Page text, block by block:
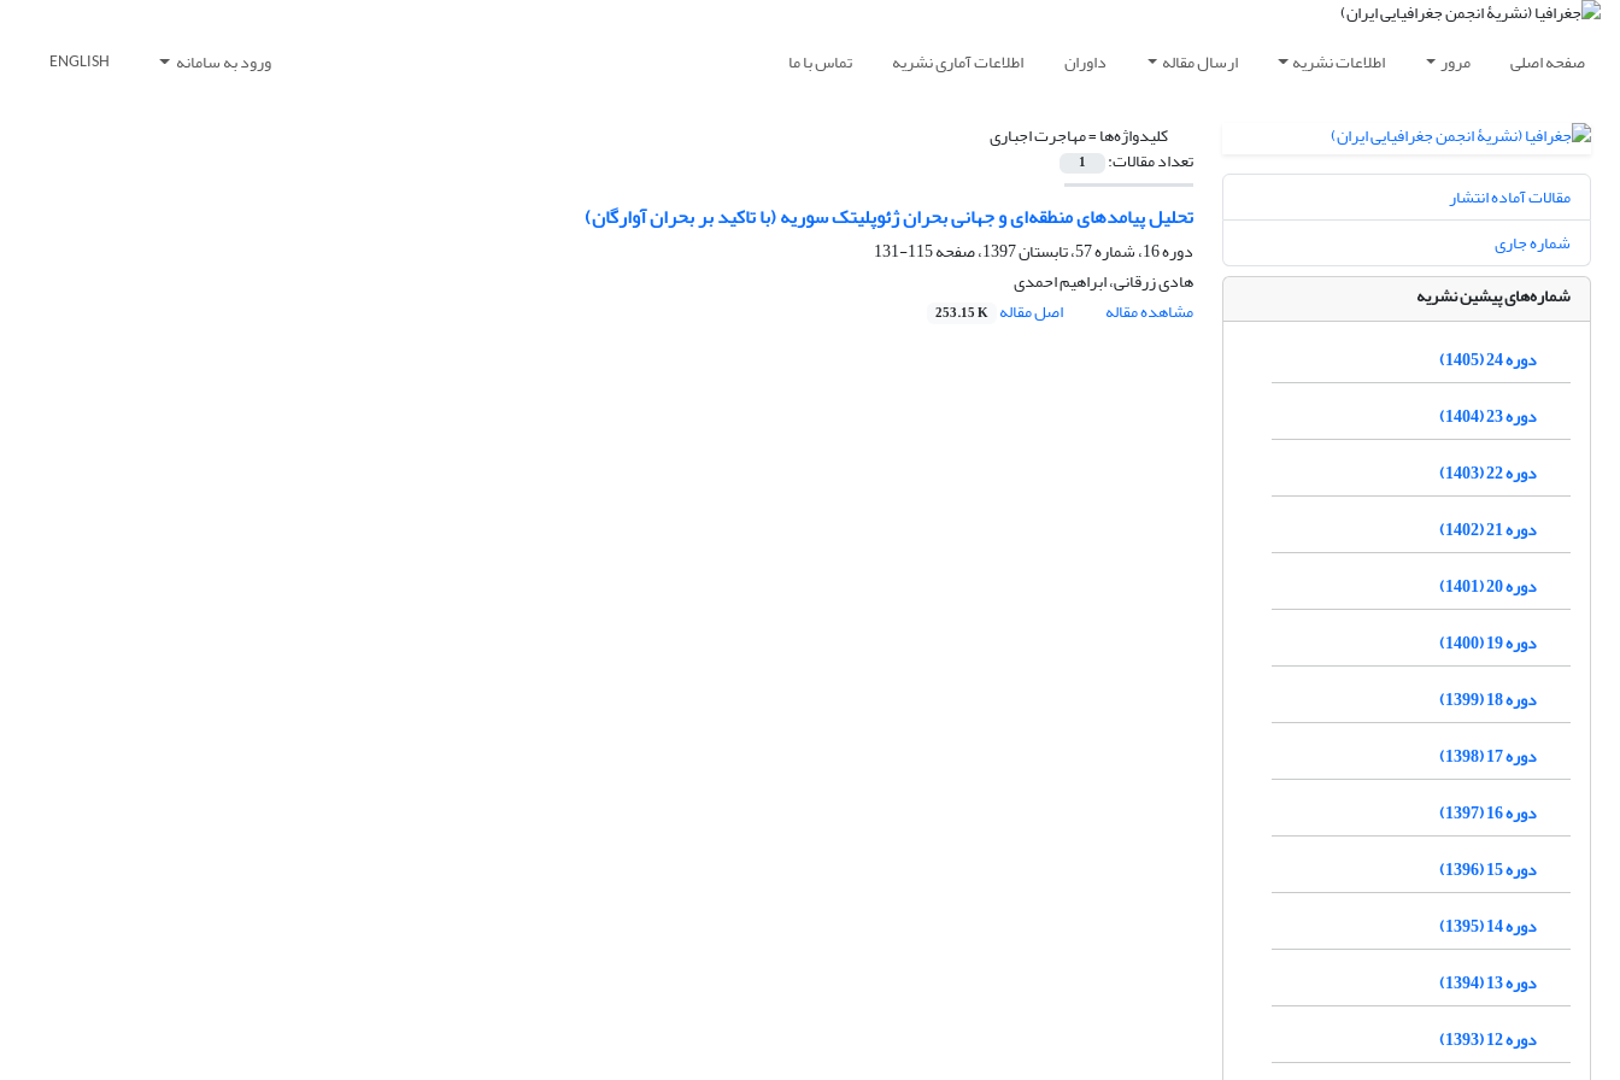
صفحه اصلی مرور اطلاعات نشریه ارسال مقاله داوران اطلاعات آماری نشریه تماس با ما ورود به سامانه ENGLISH
کلیدواژه‌ها =مهاجرت اجباری
تعداد مقالات: 1
تحلیل پیامدهای منطقه‌ای و جهانی بحران ژئوپلیتک سوریه (با تاکید بر بحران آوارگان)
دوره 16، شماره 57، تابستان 1397، صفحه
115-131
هادی زرقانی، ابراهیم احمدی
مشاهده مقاله
اصل مقاله 253.15 K
مقالات آماده انتشار
شماره جاری
شماره‌های پیشین نشریه
دوره 24 (1405)
دوره 23 (1404)
دوره 22 (1403)
دوره 21 (1402)
دوره 20 (1401)
دوره 19 (1400)
دوره 18 (1399)
دوره 17 (1398)
دوره 16 (1397)
دوره 15 (1396)
دوره 14 (1395)
دوره 13 (1394)
دوره 12 (1393)